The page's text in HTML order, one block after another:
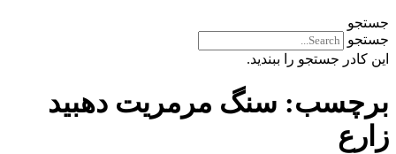
جستجو
جستجو
این کادر جستجو را ببندید.
برچسب: سنگ مرمریت دهبید
زارع